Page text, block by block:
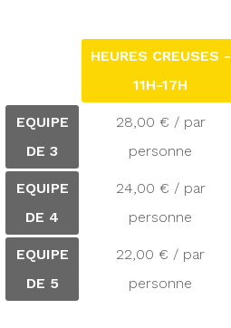
HEURES CREUSES -
11H-17H
EQUIPE
DE 3
28,00 € / par
personne
EQUIPE
DE 4
24,00 € / par
personne
EQUIPE
DE 5
22,00 € / par
personne